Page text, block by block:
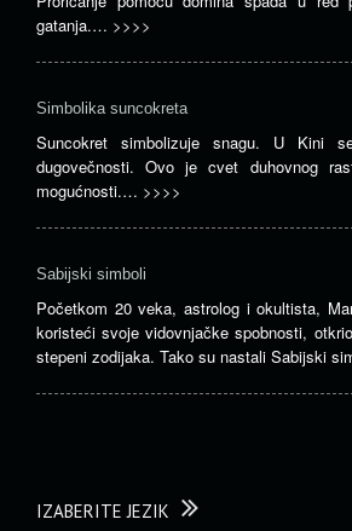
gatanja.… >>>>
Simbolika suncokreta
Suncokret simbolizuje snagu. U Kini
dugovečnosti. Ovo je cvet duhovnog
mogućnosti.… >>>>
Sabijski simboli
Početkom 20 veka, astrolog i okultista,
koristeći svoje vidovnjačke spobnosti,
stepeni zodijaka. Tako su nastali Sabijski
IZABERITE JEZIK